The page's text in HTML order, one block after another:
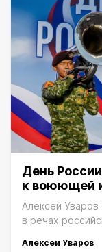
День
к воюющей
Алексей
в речах
Алексей Уваров